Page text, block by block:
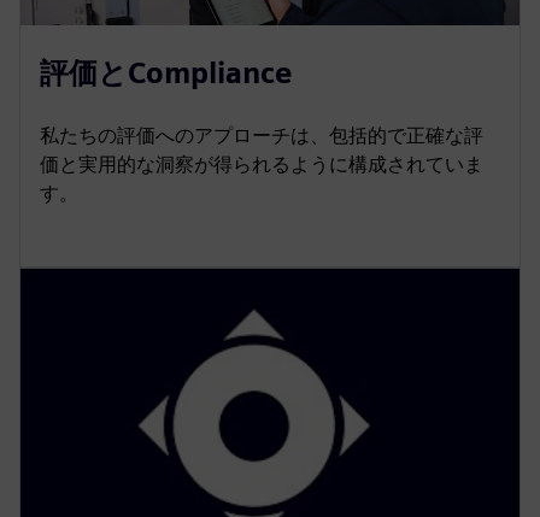
評価とCompliance
私たちの評価へのアプローチは、包括的で正確な評
価と実用的な洞察が得られるように構成されていま
す。